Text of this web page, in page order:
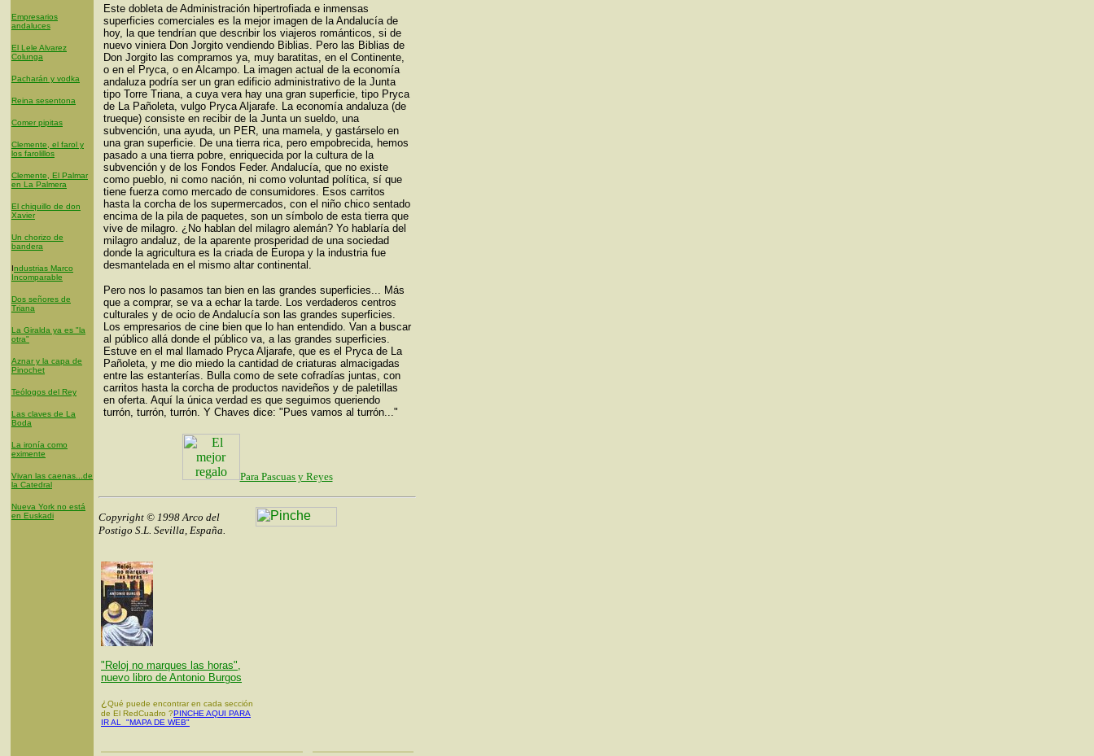
Empresarios
andaluces
El Lele Alvarez
Colunga
Pacharán y vodka
Reina sesentona
Comer pipitas
Clemente, el farol y
los farolillos
Clemente, El Palmar
en La Palmera
El chiquillo de don
Xavier
Un chorizo de
bandera
Industrias Marco
Incomparable
Dos señores de
Triana
La Giralda ya es "la
otra"
Aznar y la capa de
Pinochet
Teólogos del Rey
Las claves de La
Boda
La ironía como
eximente
Vivan las caenas...de
la Catedral
Nueva York no está
en Euskadi
Este dobleta de Administración hipertrofiada e inmensas
superficies comerciales es la mejor imagen de la Andalucía de
hoy, la que tendrían que describir los viajeros románticos, si de
nuevo viniera Don Jorgito vendiendo Biblias. Pero las Biblias de
Don Jorgito las compramos ya, muy baratitas, en el Continente,
o en el Pryca, o en Alcampo. La imagen actual de la economía
andaluza podría ser un gran edificio administrativo de la Junta
tipo Torre Triana, a cuya vera hay una gran superficie, tipo Pryca
de La Pañoleta, vulgo Pryca Aljarafe. La economía andaluza (de
trueque) consiste en recibir de la Junta un sueldo, una
subvención, una ayuda, un PER, una mamela, y gastárselo en
una gran superficie. De una tierra rica, pero empobrecida, hemos
pasado a una tierra pobre, enriquecida por la cultura de la
subvención y de los Fondos Feder. Andalucía, que no existe
como pueblo, ni como nación, ni como voluntad política, sí que
tiene fuerza como mercado de consumidores. Esos carritos
hasta la corcha de los supermercados, con el niño chico sentado
encima de la pila de paquetes, son un símbolo de esta tierra que
vive de milagro. ¿No hablan del milagro alemán? Yo hablaría del
milagro andaluz, de la aparente prosperidad de una sociedad
donde la agricultura es la criada de Europa y la industria fue
desmantelada en el mismo altar continental.
Pero nos lo pasamos tan bien en las grandes superficies... Más
que a comprar, se va a echar la tarde. Los verdaderos centros
culturales y de ocio de Andalucía son las grandes superficies.
Los empresarios de cine bien que lo han entendido. Van a buscar
al público allá donde el público va, a las grandes superficies.
Estuve en el mal llamado Pryca Aljarafe, que es el Pryca de La
Pañoleta, y me dio miedo la cantidad de criaturas almacigadas
entre las estanterías. Bulla como de sete cofradías juntas, con
carritos hasta la corcha de productos navideños y de paletillas
en oferta. Aquí la única verdad es que seguimos queriendo
turrón, turrón, turrón. Y Chaves dice: "Pues vamos al turrón..."
Para Pascuas y Reyes
Copyright © 1998 Arco del
Postigo S.L. Sevilla, España.
"Reloj no marques las horas",
nuevo libro de Antonio Burgos
¿ Qué puede encontrar en cada sección
de El RedCuadro ?PINCHE AQUI PARA
IR AL "MAPA DE WEB"